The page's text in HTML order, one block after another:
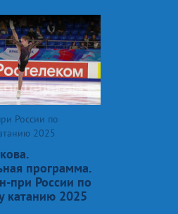
России по
2025
программа.
при России по
катанию 2025